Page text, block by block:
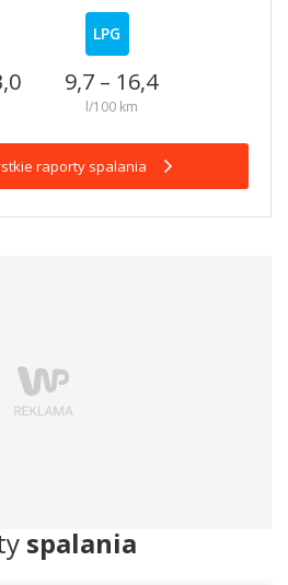
LPG
9,7 – 16,4
l/100 km
raporty spalania
spalania